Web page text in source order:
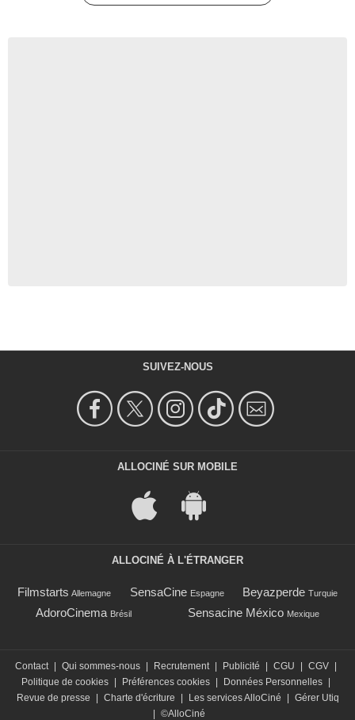
SUIVEZ-NOUS
ALLOCINÉ SUR MOBILE
ALLOCINÉ À L'ÉTRANGER
Filmstarts Allemagne SensaCine Espagne Beyazperde Turquie
AdoroCinema Brésil Sensacine México Mexique
Contact Qui sommes-nous Recrutement Publicité CGU CGV
Politique de cookies
Préférences cookies Données Personnelles
Revue de presse
Charte d'écriture Les services AlloCiné
Gérer Utiq
©AlloCiné